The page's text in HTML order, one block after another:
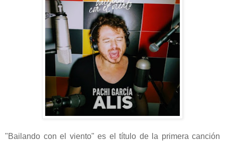
"Bailando con el viento" es el título de la primera canción